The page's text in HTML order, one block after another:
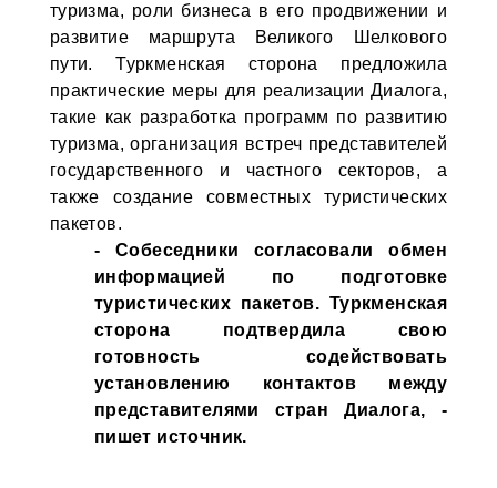
туризма, роли бизнеса в его продвижении и
развитие маршрута Великого Шелкового
пути. Туркменская сторона предложила
практические меры для реализации Диалога,
такие как разработка программ по развитию
туризма, организация встреч представителей
государственного и частного секторов, а
также создание совместных туристических
пакетов.
- Собеседники согласовали обмен
информацией по подготовке
туристических пакетов. Туркменская
сторона подтвердила свою
готовность содействовать
установлению контактов между
представителями стран Диалога, -
пишет источник.